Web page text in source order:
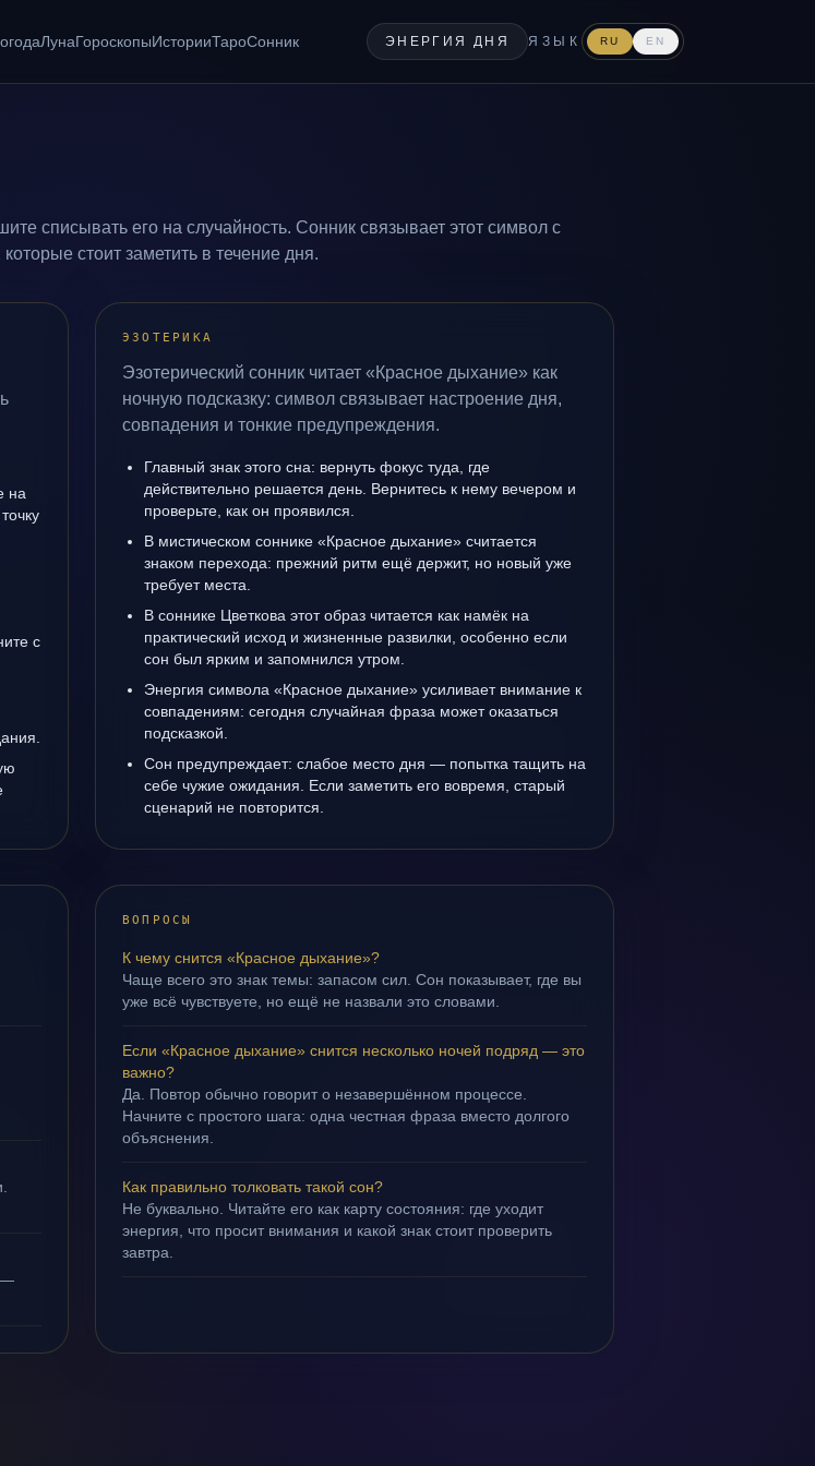
ЛунаГороскопыИсторииТароСонник ЭНЕРГИЯ ДНЯ ЯЗЫК RU EN
списывать его на случайность. Сонник связывает этот символ с
стоит заметить в течение дня.
на
с
ЭЗОТЕРИКА
Эзотерический сонник читает «Красное дыхание» как
ночную подсказку: символ связывает настроение дня,
совпадения и тонкие предупреждения.
Главный знак этого сна: вернуть фокус туда, где
действительно решается день. Вернитесь к нему вечером и
проверьте, как он проявился.
В мистическом соннике «Красное дыхание» считается
знаком перехода: прежний ритм ещё держит, но новый уже
требует места.
В соннике Цветкова этот образ читается как намёк на
практический исход и жизненные развилки, особенно если
сон был ярким и запомнился утром.
Энергия символа «Красное дыхание» усиливает внимание к
совпадениям: сегодня случайная фраза может оказаться
подсказкой.
Сон предупреждает: слабое место дня — попытка тащить на
себе чужие ожидания. Если заметить его вовремя, старый
сценарий не повторится.
—
ВОПРОСЫ
К чему снится «Красное дыхание»?
Чаще всего это знак темы: запасом сил. Сон показывает, где вы
уже всё чувствуете, но ещё не назвали это словами.
Если «Красное дыхание» снится несколько ночей подряд — это
важно?
Да. Повтор обычно говорит о незавершённом процессе.
Начните с простого шага: одна честная фраза вместо долгого
объяснения.
Как правильно толковать такой сон?
Не буквально. Читайте его как карту состояния: где уходит
энергия, что просит внимания и какой знак стоит проверить
завтра.